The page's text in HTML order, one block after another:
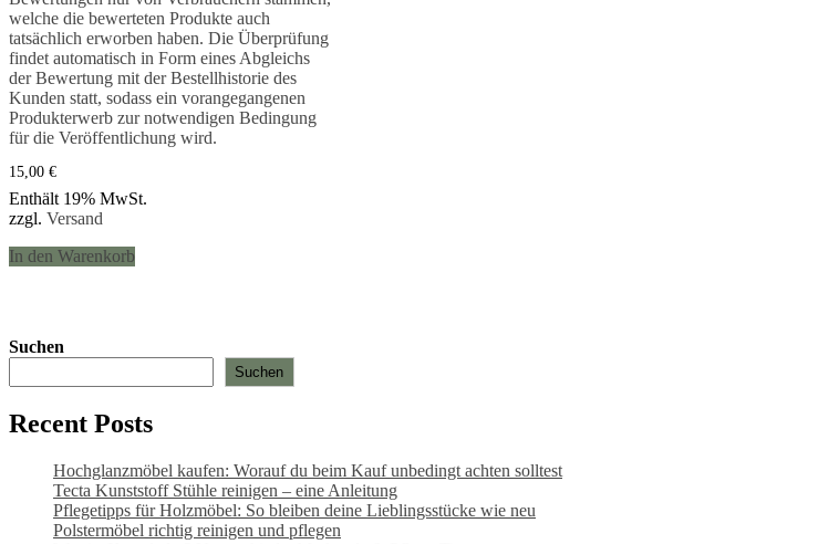
welche die bewerteten Produkte auch
tatsächlich erworben haben. Die Überprüfung
findet automatisch in Form eines Abgleichs
der Bewertung mit der Bestellhistorie des
Kunden statt, sodass ein vorangegangenen
Produkterwerb zur notwendigen Bedingung
für die Veröffentlichung wird.
15,00 €
Enthält 19% MwSt.
zzgl. Versand
In den Warenkorb
Suchen
Suchen
Recent Posts
Hochglanzmöbel kaufen: Worauf du beim Kauf unbedingt achten solltest
Tecta Kunststoff Stühle reinigen – eine Anleitung
Pflegetipps für Holzmöbel: So bleiben deine Lieblingsstücke wie neu​
Polstermöbel richtig reinigen und pflegen